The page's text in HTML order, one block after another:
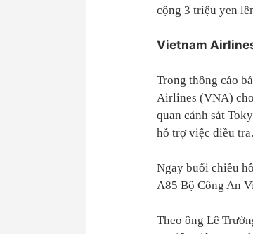
cộng 3 triệu yen
Vietnam
Trong thông cáo
Airlines (VNA)
quan cảnh sát
hỗ trợ việc điều tra.
Ngay buổi chiều
A85 Bộ Công An
Theo ông Lê